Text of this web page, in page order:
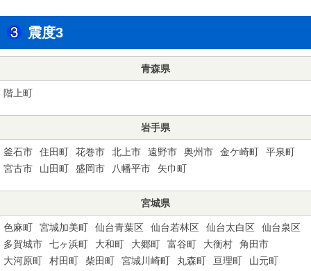
震度3
青森県
階上町
岩手県
釜石市 住田町 花巻市 北上市 遠野市 奥州市 金ケ崎町
平泉町
宮古市
山田町 盛岡市 八幡平市 矢巾町
宮城県
色麻町 宮城加美町 仙台青葉区 仙台若林区 仙台太白区
仙台泉区
多賀城市
七ヶ浜町 大和町 大郷町 富谷町 大衡村
角田市
大河原町
村田町 柴田町 宮城川崎町 丸森町 亘理町 山元町